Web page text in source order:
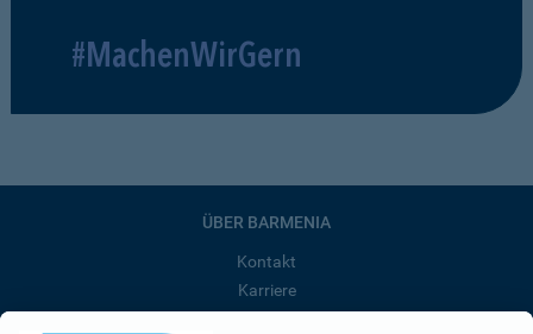
#MachenWirGern
ÜBER BARMENIA
Kontakt
Karriere